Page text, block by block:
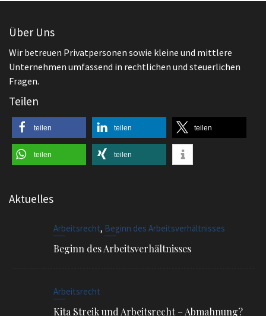
Über Uns
Wir betreuen Privatpersonen sowie kleine und mittlere
Unternehmen umfassend in rechtlichen und steuerlichen
Fragen.
Teilen
teilen teilen teilen
teilen teilen
Aktuelles
Arbeitsrecht, Beginn des Arbeitsverhältnisses
Beginn des Arbeitsverhältnisses
Arbeitsrecht
Kita Streik und Arbeitsrecht – Abmahnung?